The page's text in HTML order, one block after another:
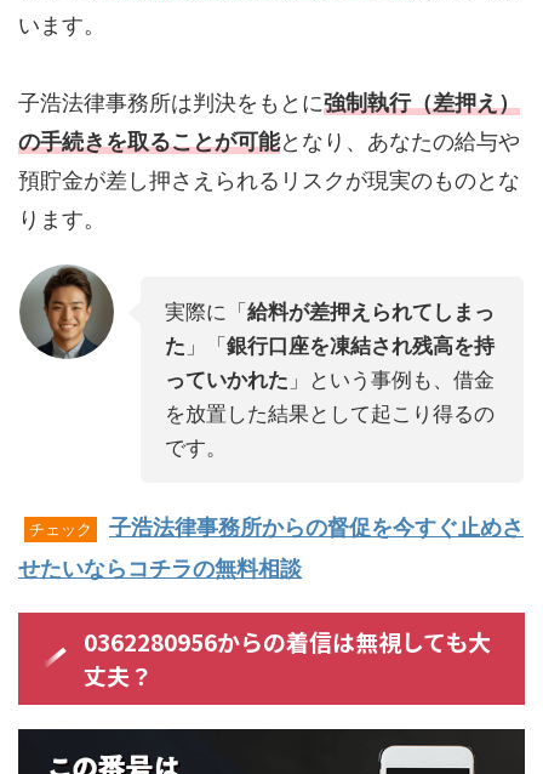
います。
子浩法律事務所は判決をもとに強制執行（差押え）
の手続きを取ることが可能となり、あなたの給与や
預貯金が差し押さえられるリスクが現実のものとな
ります。
実際に「給料が差押えられてしまっ
た 」「銀行口座を凍結され残高を持
っていかれた 」という事例も、借金
を放置した結果として起こり得るの
です。
チェック
子浩法律事務所からの督促を今すぐ止めさ
せたいならコチラの無料相談
0362280956からの着信は無視しても大
丈夫？